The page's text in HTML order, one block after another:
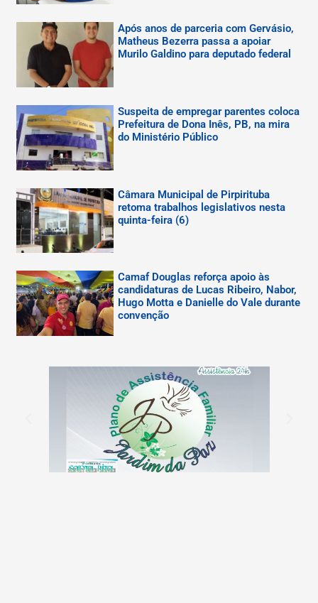
Após anos de parceria com Gervásio,
Matheus Bezerra passa a apoiar
Murilo Galdino para deputado federal
Suspeita de empregar parentes coloca
Prefeitura de Dona Inês, PB, na mira
do Ministério Público
Câmara Municipal de Pirpirituba
retoma trabalhos legislativos nesta
quinta-feira (6)
Camaf Douglas reforça apoio às
candidaturas de Lucas Ribeiro, Nabor,
Hugo Motta e Danielle do Vale durante
convenção